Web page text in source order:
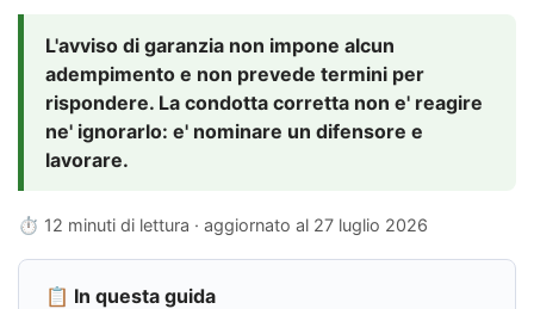
L'avviso di garanzia non impone alcun
adempimento e non prevede termini per
rispondere. La condotta corretta non e' reagire
ne' ignorarlo: e' nominare un difensore e
lavorare.
⏱ 12 minuti di lettura · aggiornato al 27 luglio 2026
📋 In questa guida